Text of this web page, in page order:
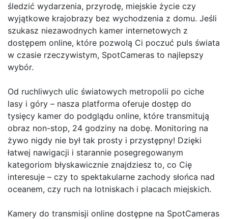
śledzić wydarzenia, przyrodę, miejskie życie czy
wyjątkowe krajobrazy bez wychodzenia z domu. Jeśli
szukasz niezawodnych kamer internetowych z
dostępem online, które pozwolą Ci poczuć puls świata
w czasie rzeczywistym, SpotCameras to najlepszy
wybór.
Od ruchliwych ulic światowych metropolii po ciche
lasy i góry – nasza platforma oferuje dostęp do
tysięcy kamer do podglądu online, które transmitują
obraz non-stop, 24 godziny na dobę. Monitoring na
żywo nigdy nie był tak prosty i przystępny! Dzięki
łatwej nawigacji i starannie posegregowanym
kategoriom błyskawicznie znajdziesz to, co Cię
interesuje – czy to spektakularne zachody słońca nad
oceanem, czy ruch na lotniskach i placach miejskich.
Kamery do transmisji online dostępne na SpotCameras